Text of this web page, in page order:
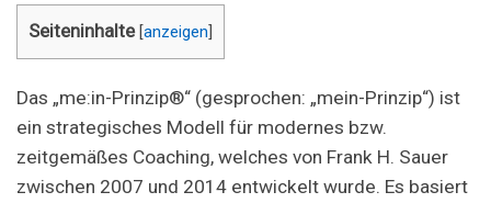
Seiteninhalte [anzeigen]
Das „me:in-Prinzip®“ (gesprochen: „mein-Prinzip“) ist
ein strategisches Modell für modernes bzw.
zeitgemäßes Coaching, welches von Frank H. Sauer
zwischen 2007 und 2014 entwickelt wurde. Es basiert